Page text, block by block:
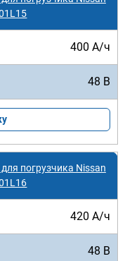
400 А/ч
48 В
погрузчика Nissan
420 А/ч
48 В